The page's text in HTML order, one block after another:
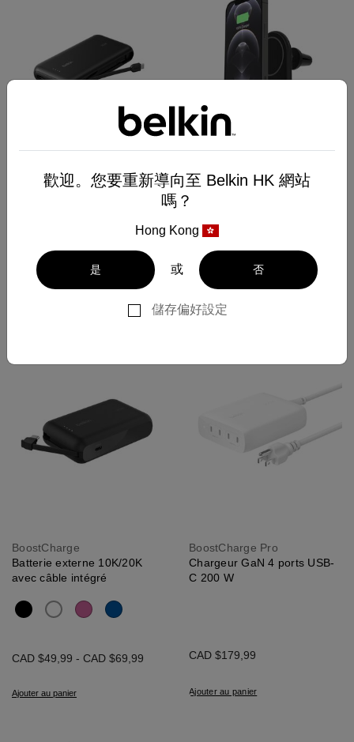
CAD $69,99
BoostCharge
CAD $54,99 -CAD $69,99
Ajouter au panier
BoostCharge
Batterie externe 10K/20K
avec câble intégré
CAD $49,99 - CAD $69,99
Ajouter au panier
BoostCharge Pro
Chargeur GaN 4 ports USB-
C 200 W
CAD $179,99
Ajouter au panier
歡迎。您要重新導向至 Belkin HK 網站
嗎？
Hong Kong
是 或 否
儲存偏好設定